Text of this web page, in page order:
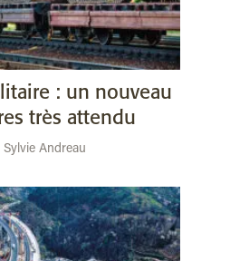
: un nouveau
très attendu
Andreau